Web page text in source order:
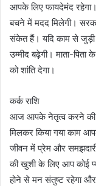
आपके लिए फायदेमंद
बचने में मदद मिलेगी।
संकेत हैं। यदि काम से जुड़ी
उम्मीद बढ़ेगी। माता-
को शांति देगा।
कर्क राशि
आज आपके नेतृत्व करने की
मिलकर किया गया काम
जीवन में प्रेम और
की खुशी के लिए आप कोई
होने से मन संतुष्ट रहेगा